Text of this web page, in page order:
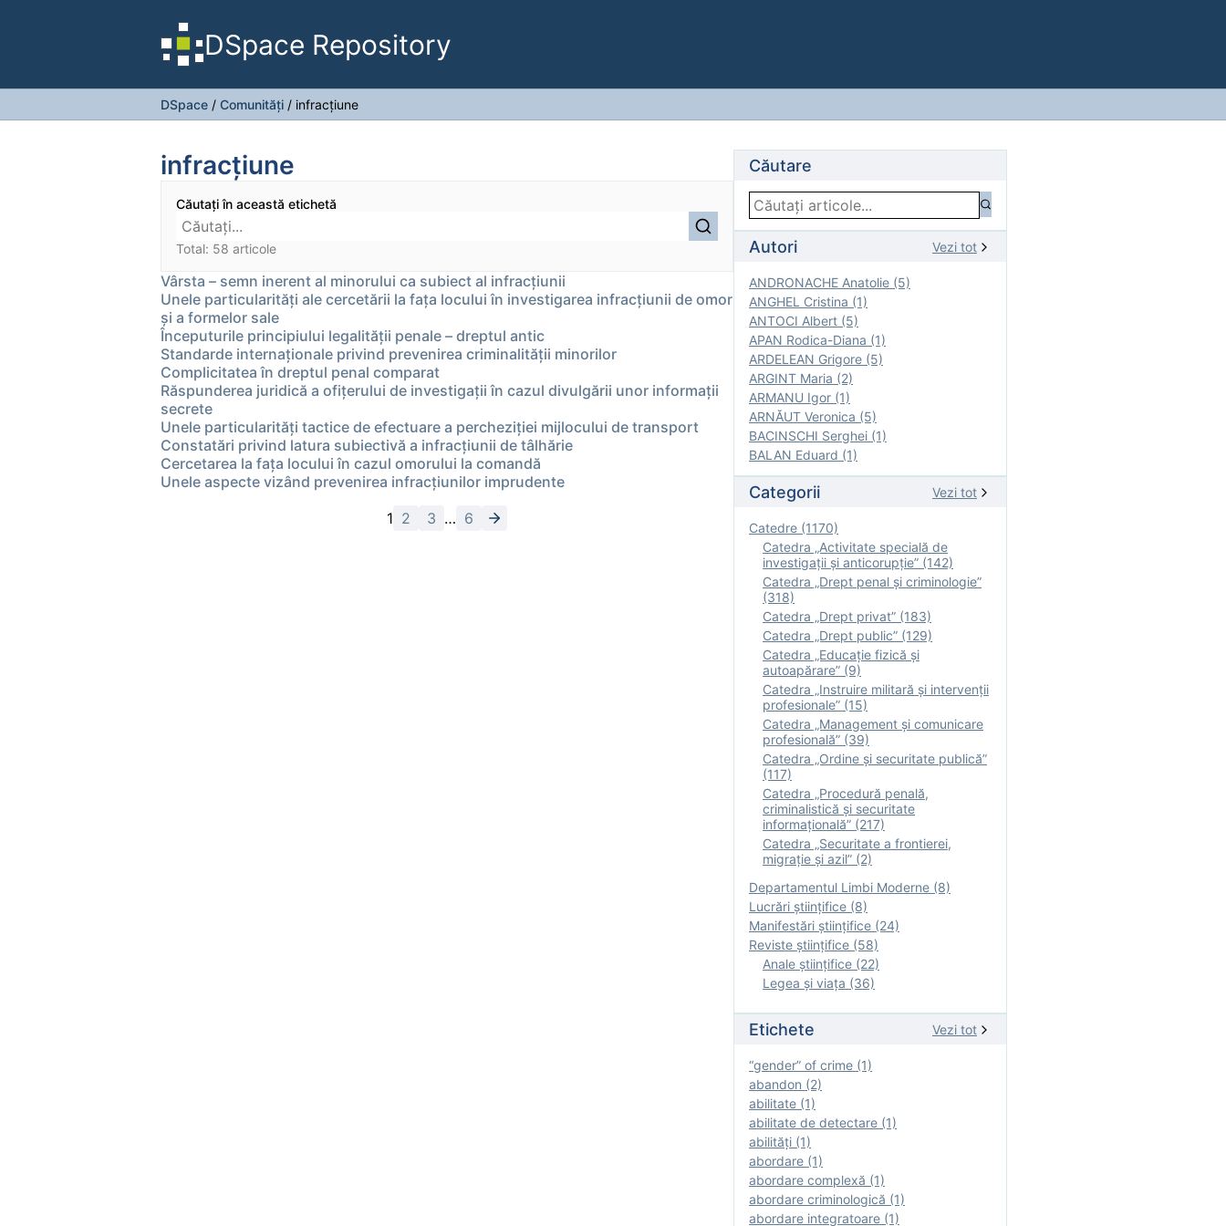
DSpace Repository
DSpace / Comunități / infracţiune
infracţiune
Căutați în această etichetă
Total: 58 articole
Vârsta – semn inerent al minorului ca subiect al infracțiunii
Unele particularități ale cercetării la fața locului în investigarea infracțiunii de omor
și a formelor sale
Începuturile principiului legalității penale – dreptul antic
Standarde internaționale privind prevenirea criminalității minorilor
Complicitatea în dreptul penal comparat
Răspunderea juridică a ofițerului de investigații în cazul divulgării unor informații
secrete
Unele particularități tactice de efectuare a percheziției mijlocului de transport
Constatări privind latura subiectivă a infracțiunii de tâlhărie
Cercetarea la faţa locului în cazul omorului la comandă
Unele aspecte vizând prevenirea infracţiunilor imprudente
1 2 3 … 6
Căutare
Autori Vezi tot
ANDRONACHE Anatolie (5)
ANGHEL Cristina (1)
ANTOCI Albert (5)
APAN Rodica-Diana (1)
ARDELEAN Grigore (5)
ARGINT Maria (2)
ARMANU Igor (1)
ARNĂUT Veronica (5)
BACINSCHI Serghei (1)
BALAN Eduard (1)
Categorii Vezi tot
Catedre (1170)
Catedra „Activitate specială de
investigaţii şi anticorupție” (142)
Catedra „Drept penal și criminologie”
(318)
Catedra „Drept privat” (183)
Catedra „Drept public” (129)
Catedra „Educație fizică şi
autoapărare” (9)
Catedra „Instruire militară şi intervenţii
profesionale” (15)
Catedra „Management și comunicare
profesională” (39)
Catedra „Ordine și securitate publică”
(117)
Catedra „Procedură penală,
criminalistică și securitate
informațională” (217)
Catedra „Securitate a frontierei,
migrație și azil” (2)
Departamentul Limbi Moderne (8)
Lucrări științifice (8)
Manifestări ştiinţifice (24)
Reviste ştiinţifice (58)
Anale ştiinţifice (22)
Legea şi viaţa (36)
Etichete Vezi tot
“gender” of crime (1)
abandon (2)
abilitate (1)
abilitate de detectare (1)
abilităţi (1)
abordare (1)
abordare complexă (1)
abordare criminologică (1)
abordare integratoare (1)